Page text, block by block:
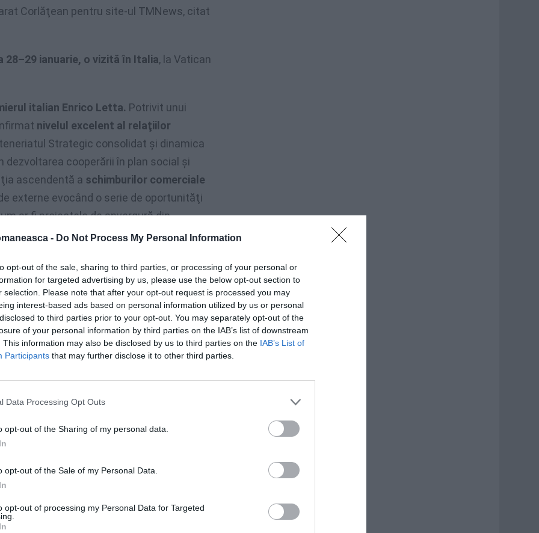
- Do Not Process My Personal Information
opt-out of the sale, sharing to third parties, or processing of your personal or
for targeted advertising by us, please use the below opt-out section to
selection. Please note that after your opt-out request is processed you may
interest-based ads based on personal information utilized by us or personal
to third parties prior to your opt-out. You may separately opt-out of the
of your personal information by third parties on the IAB’s list of downstream
This information may also be disclosed by us to third parties on the IAB’s List of
Participants that may further disclose it to other third parties.
Data Processing Opt Outs
opt-out of the Sharing of my personal data.
opt-out of the Sale of my Personal Data.
opt-out of processing my Personal Data for Targeted
Corlăţean pentru site-ul TMNews, citat
28–29 ianuarie, o vizită în Italia, la Vatican
italian Enrico Letta. Potrivit unui
nivelul excelent al relaţiilor
Strategic consolidat şi dinamica
cooperării în plan social şi
ascendentă a schimburilor comerciale
externe evocând o serie de oportunităţi
ar fi proiectele de anvergură din
Renzi
afacerilor europene din
Consiliului UE în al doilea
italiene figurând stimularea creşterii
tinerilor la nivel european.